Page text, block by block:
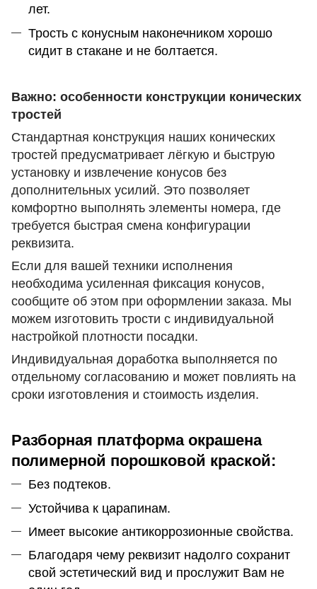
лет.
Трость с конусным наконечником хорошо
сидит в стакане и не болтается.
Важно: особенности конструкции конических
тростей
Стандартная конструкция наших конических
тростей предусматривает лёгкую и быструю
установку и извлечение конусов без
дополнительных усилий. Это позволяет
комфортно выполнять элементы номера, где
требуется быстрая смена конфигурации
реквизита.
Если для вашей техники исполнения
необходима усиленная фиксация конусов,
сообщите об этом при оформлении заказа. Мы
можем изготовить трости с индивидуальной
настройкой плотности посадки.
Индивидуальная доработка выполняется по
отдельному согласованию и может повлиять на
сроки изготовления и стоимость изделия.
Разборная платформа окрашена
полимерной порошковой краской:
Без подтеков.
Устойчива к царапинам.
Имеет высокие антикоррозионные свойства.
Благодаря чему реквизит надолго сохранит
свой эстетический вид и прослужит Вам не